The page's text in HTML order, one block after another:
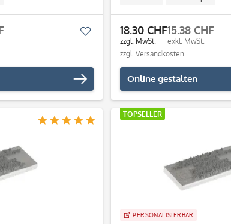
Merken18.30 CHF
zzgl. MwSt.
15.38 CHF
exkl. MwSt.
zzgl. Versandkosten
Online gestalten
TOPSELLER
PERSONALISIERBAR